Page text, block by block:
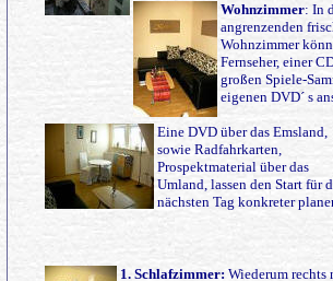
Wohnzimmer: In
angrenzenden
Wohnzimmer
Fernseher, einer
großen Spiele-
eigenen DVD´ s
Eine DVD über das Emsland,
sowie Radfahrkarten,
Prospektmaterial über das
Umland, lassen den Start für
nächsten Tag konkreter
1. Schlafzimmer:Wiederum rechts